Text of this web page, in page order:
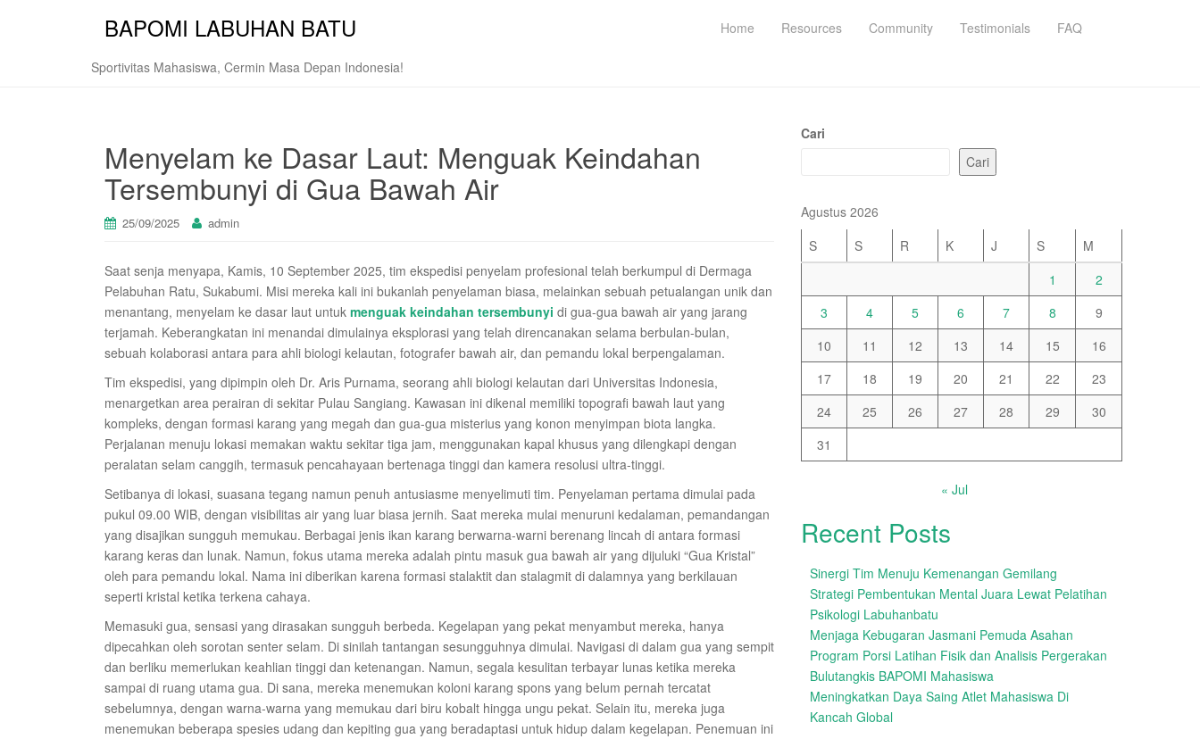
BAPOMI LABUHAN BATU
Sportivitas Mahasiswa, Cermin Masa Depan Indonesia!
Home Resources Community Testimonials FAQ
Menyelam ke Dasar Laut: Menguak Keindahan
Tersembunyi di Gua Bawah Air
25/09/2025 admin
Saat senja menyapa, Kamis, 10 September 2025, tim ekspedisi penyelam profesional telah berkumpul di Dermaga
Pelabuhan Ratu, Sukabumi. Misi mereka kali ini bukanlah penyelaman biasa, melainkan sebuah petualangan unik dan
menantang, menyelam ke dasar laut untuk menguak keindahan tersembunyi di gua-gua bawah air yang jarang
terjamah. Keberangkatan ini menandai dimulainya eksplorasi yang telah direncanakan selama berbulan-bulan,
sebuah kolaborasi antara para ahli biologi kelautan, fotografer bawah air, dan pemandu lokal berpengalaman.
Tim ekspedisi, yang dipimpin oleh Dr. Aris Purnama, seorang ahli biologi kelautan dari Universitas Indonesia,
menargetkan area perairan di sekitar Pulau Sangiang. Kawasan ini dikenal memiliki topografi bawah laut yang
kompleks, dengan formasi karang yang megah dan gua-gua misterius yang konon menyimpan biota langka.
Perjalanan menuju lokasi memakan waktu sekitar tiga jam, menggunakan kapal khusus yang dilengkapi dengan
peralatan selam canggih, termasuk pencahayaan bertenaga tinggi dan kamera resolusi ultra-tinggi.
Setibanya di lokasi, suasana tegang namun penuh antusiasme menyelimuti tim. Penyelaman pertama dimulai pada
pukul 09.00 WIB, dengan visibilitas air yang luar biasa jernih. Saat mereka mulai menuruni kedalaman, pemandangan
yang disajikan sungguh memukau. Berbagai jenis ikan karang berwarna-warni berenang lincah di antara formasi
karang keras dan lunak. Namun, fokus utama mereka adalah pintu masuk gua bawah air yang dijuluki “Gua Kristal”
oleh para pemandu lokal. Nama ini diberikan karena formasi stalaktit dan stalagmit di dalamnya yang berkilauan
seperti kristal ketika terkena cahaya.
Memasuki gua, sensasi yang dirasakan sungguh berbeda. Kegelapan yang pekat menyambut mereka, hanya
dipecahkan oleh sorotan senter selam. Di sinilah tantangan sesungguhnya dimulai. Navigasi di dalam gua yang sempit
dan berliku memerlukan keahlian tinggi dan ketenangan. Namun, segala kesulitan terbayar lunas ketika mereka
sampai di ruang utama gua. Di sana, mereka menemukan koloni karang spons yang belum pernah tercatat
sebelumnya, dengan warna-warna yang memukau dari biru kobalt hingga ungu pekat. Selain itu, mereka juga
menemukan beberapa spesies udang dan kepiting gua yang beradaptasi untuk hidup dalam kegelapan. Penemuan ini
Cari
Cari
Agustus 2026
S
S R K J S
M
1
2
3
4 5 6 7 8
9
10
11 12 13 14 15
16
17
18 19 20 21 22
23
24
25 26 27 28 29
30
31
« Jul
Recent Posts
Sinergi Tim Menuju Kemenangan Gemilang
Strategi Pembentukan Mental Juara Lewat Pelatihan
Psikologi Labuhanbatu
Menjaga Kebugaran Jasmani Pemuda Asahan
Program Porsi Latihan Fisik dan Analisis Pergerakan
Bulutangkis BAPOMI Mahasiswa
Meningkatkan Daya Saing Atlet Mahasiswa Di
Kancah Global